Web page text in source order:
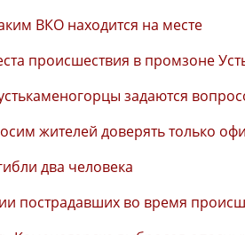
ВКО находится на месте
происшествия в промзоне
задаются
жителей доверять только
два человека
пострадавших во время